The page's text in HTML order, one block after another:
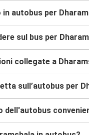
autobus per
sul bus per
collegate a
sull’autobus per